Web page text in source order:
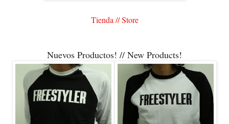
Tienda // Store
Nuevos Productos! // New Products!